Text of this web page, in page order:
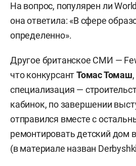
На вопрос, популярен ли
она ответила: «В сфере
определенно».
Другое британское СМИ —
что конкурсантТомас Томаш
специализация —
кабинок, по завершении
отправился вместе с
ремонтировать детский дом
(в материале назван